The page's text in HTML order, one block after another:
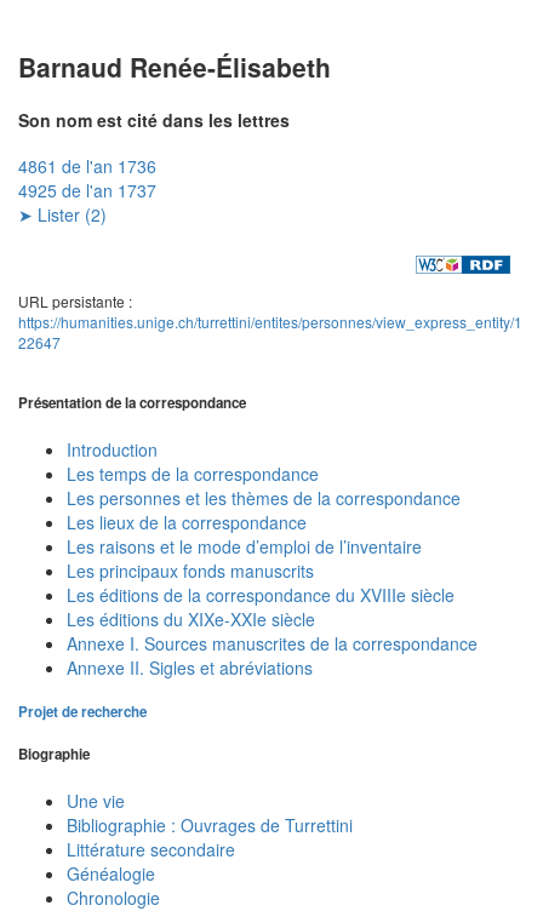
Barnaud Renée-Élisabeth
Son nom est cité dans les lettres
4861 de l'an 1736
4925 de l'an 1737
➤ Lister (2)
URL persistante :
https://humanities.unige.ch/turrettini/entites/personnes/view_express_entity/1
22647
Présentation de la correspondance
Introduction
Les temps de la correspondance
Les personnes et les thèmes de la correspondance
Les lieux de la correspondance
Les raisons et le mode d’emploi de l’inventaire
Les principaux fonds manuscrits
Les éditions de la correspondance du XVIIIe siècle
Les éditions du XIXe-XXIe siècle
Annexe I. Sources manuscrites de la correspondance
Annexe II. Sigles et abréviations
Projet de recherche
Biographie
Une vie
Bibliographie : Ouvrages de Turrettini
Littérature secondaire
Généalogie
Chronologie